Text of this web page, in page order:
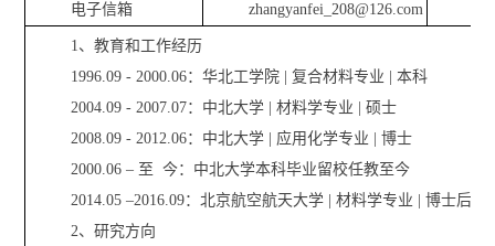
电子信箱 zhangyanfei_208@126.com
1、教育和工作经历
1996.09 - 2000.06：华北工学院 | 复合材料专业 | 本科
2004.09 - 2007.07：中北大学 | 材料学专业 | 硕士
2008.09 - 2012.06：中北大学 | 应用化学专业 | 博士
2000.06 – 至 今：中北大学本科毕业留校任教至今
2014.05 –2016.09：北京航空航天大学 | 材料学专业 | 博士后
2、研究方向